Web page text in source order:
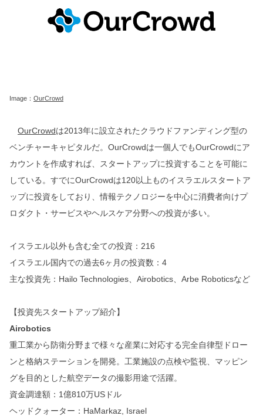
Image： OurCrowd
OurCrowdは2013年に設立されたクラウドファンディング型の
ベンチャーキャピタルだ。OurCrowdは一個人でもOurCrowdにア
カウントを作成すれば、スタートアップに投資することを可能に
している。すでにOurCrowdは120以上ものイスラエルスタートア
ップに投資をしており、情報テクノロジーを中心に消費者向けプ
ロダクト・サービスやヘルスケア分野への投資が多い。
イスラエル以外も含む全ての投資：216
イスラエル国内での過去6ヶ月の投資数：4
主な投資先：Hailo Technologies、Airobotics、Arbe Roboticsなど
【投資先スタートアップ紹介】
Airobotics
重工業から防衛分野まで様々な産業に対応する完全自律型ドロー
ンと格納ステーションを開発。工業施設の点検や監視、マッピン
グを目的とした航空データの撮影用途で活躍。
資金調達額：1億810万USドル
ヘッドクォーター：HaMarkaz, Israel